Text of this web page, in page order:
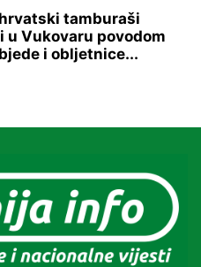
tamburaši
u Vukovaru povodom
i obljetnice...